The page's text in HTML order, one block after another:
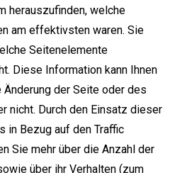
herauszufinden, welche
am effektivsten waren. Sie
Seitenelemente
Diese Information kann Ihnen
der Seite oder des
nicht. Durch den Einsatz dieser
in Bezug auf den Traffic
Sie mehr über die Anzahl der
über ihr Verhalten (zum